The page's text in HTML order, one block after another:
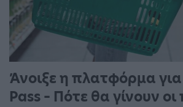
Άνοιξε η πλατφόρμα
Pass – Πότε θα γίνουν